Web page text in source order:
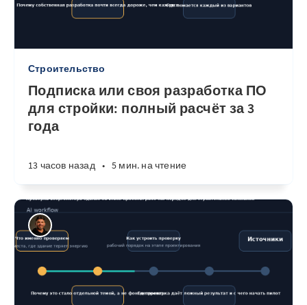
Строительство
Подписка или своя разработка ПО
для стройки: полный расчёт за 3
года
13 часов назад • 5 мин. на чтение